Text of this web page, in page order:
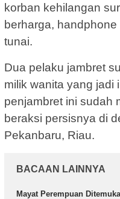
korban kehilangan
berharga,
tunai.
Dua pelaku jambret
milik wanita yang jadi
penjambret ini sudah
beraksi persisnya di
Pekanbaru, Riau.
BACAAN LAINNYA
Mayat Perempuan